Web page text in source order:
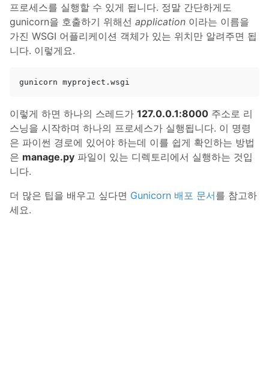
프로세스를 실행할 수 있게 됩니다. 정말 간단하게도
gunicorn을 호출하기 위해선 application 이라는 이름을
가진 WSGI 어플리케이션 객체가 있는 위치만 알려주면 됩
니다. 이렇게요.
이렇게 하면 하나의 스레드가 127.0.0.1:8000 주소로 리
스닝을 시작하며 하나의 프로세스가 실행됩니다. 이 명령
은 파이썬 경로에 있어야 하는데 이를 쉽게 확인하는 방법
은 manage.py 파일이 있는 디렉토리에서 실행하는 것입
니다.
더 많은 팁을 배우고 싶다면 Gunicorn 배포 문서를 참고하
세요.